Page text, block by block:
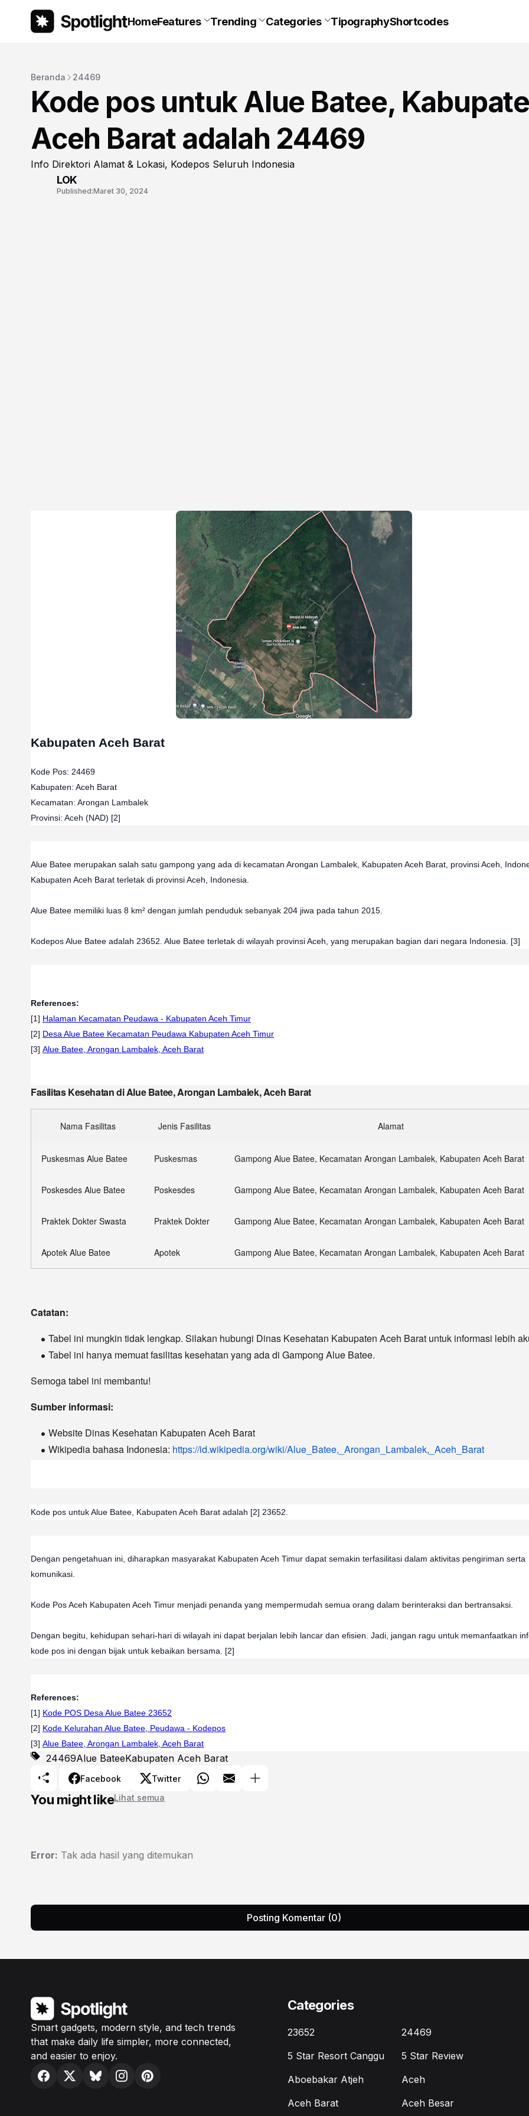
HomeFeatures Trending Categories TipographyShortcodes
Beranda 24469
Kode pos untuk Alue Batee,
Aceh Barat adalah 24469
Info Direktori Alamat & Lokasi, Kodepos Seluruh Indonesia
LOK
Published:Maret 30, 2024
Kabupaten Aceh Barat
Kode Pos: 24469
Kabupaten: Aceh Barat
Kecamatan: Arongan Lambalek
Provinsi: Aceh (NAD) [2]
Alue Batee merupakan salah satu gampong yang ada di kecamatan Arongan Lambalek, Kabupaten Aceh Barat, provinsi Aceh,
Kabupaten Aceh Barat terletak di provinsi Aceh, Indonesia.
Alue Batee memiliki luas 8 km² dengan jumlah penduduk sebanyak 204 jiwa pada tahun 2015.
Kodepos Alue Batee adalah 23652. Alue Batee terletak di wilayah provinsi Aceh, yang merupakan bagian dari negara Indonesia. [3]
References:
[1] Halaman Kecamatan Peudawa - Kabupaten Aceh Timur
[2] Desa Alue Batee Kecamatan Peudawa Kabupaten Aceh Timur
[3] Alue Batee, Arongan Lambalek, Aceh Barat
Fasilitas Kesehatan di Alue Batee, Arongan Lambalek, Aceh Barat
Nama Fasilitas Jenis Fasilitas Alamat
Puskesmas Alue Batee Puskesmas Gampong Alue Batee, Kecamatan Arongan Lambalek, Kabupaten Aceh Barat
Poskesdes Alue Batee Poskesdes Gampong Alue Batee, Kecamatan Arongan Lambalek, Kabupaten Aceh Barat
Praktek Dokter Swasta Praktek Dokter Gampong Alue Batee, Kecamatan Arongan Lambalek, Kabupaten Aceh Barat
Apotek Alue Batee Apotek Gampong Alue Batee, Kecamatan Arongan Lambalek, Kabupaten Aceh Barat
Catatan:
Tabel ini mungkin tidak lengkap. Silakan hubungi Dinas Kesehatan Kabupaten Aceh Barat untuk informasi lebih
Tabel ini hanya memuat fasilitas kesehatan yang ada di Gampong Alue Batee.
Semoga tabel ini membantu!
Sumber informasi:
Website Dinas Kesehatan Kabupaten Aceh Barat
Wikipedia bahasa Indonesia: https://id.wikipedia.org/wiki/Alue_Batee,_Arongan_Lambalek,_Aceh_Barat
Kode pos untuk Alue Batee, Kabupaten Aceh Barat adalah [2] 23652.
Dengan pengetahuan ini, diharapkan masyarakat Kabupaten Aceh Timur dapat semakin terfasilitasi dalam aktivitas pengiriman serta
komunikasi.
Kode Pos Aceh Kabupaten Aceh Timur menjadi penanda yang mempermudah semua orang dalam berinteraksi dan bertransaksi.
Dengan begitu, kehidupan sehari-hari di wilayah ini dapat berjalan lebih lancar dan efisien. Jadi, jangan ragu untuk memanfaatkan
kode pos ini dengan bijak untuk kebaikan bersama. [2]
References:
[1] Kode POS Desa Alue Batee 23652
[2] Kode Kelurahan Alue Batee, Peudawa - Kodepos
[3] Alue Batee, Arongan Lambalek, Aceh Barat
24469Alue BateeKabupaten Aceh Barat
Facebook Twitter
You might likeLihat semua
Error: Tak ada hasil yang ditemukan
Posting Komentar (0)
Smart gadgets, modern style, and tech trends
that make daily life simpler, more connected,
and easier to enjoy.
Categories
23652
24469
5 Star Resort Canggu
5 Star Review
Aboebakar Atjeh
Aceh
Aceh Barat
Aceh Besar